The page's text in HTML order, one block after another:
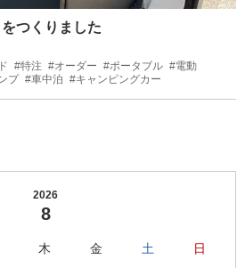
つくりました
#特注 #オーダー #ポータブル #電動
プ #車中泊 #キャンピングカー
2026
8
木 金 土
日